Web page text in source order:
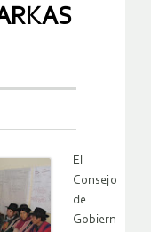
El
Consejo
de
Gobiern